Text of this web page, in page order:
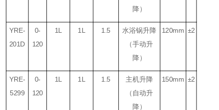
降）
YRE-
201D
0-
120
1L 1L 1.5
水浴锅升降
（手动升
降）
120mm ±2
YRE-
5299
0-
120
1L 1L 1.5
主机升降
（自动升
降）
150mm ±2